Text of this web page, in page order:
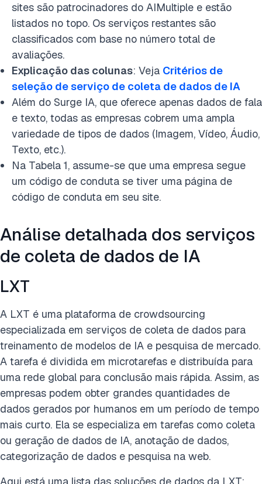
sites são patrocinadores do AIMultiple e estão
listados no topo. Os serviços restantes são
classificados com base no número total de
avaliações.
Explicação das colunas: Veja Critérios de
seleção de serviço de coleta de dados de IA
Além do Surge IA, que oferece apenas dados de fala
e texto, todas as empresas cobrem uma ampla
variedade de tipos de dados (Imagem, Vídeo, Áudio,
Texto, etc.).
Na Tabela 1, assume-se que uma empresa segue
um código de conduta se tiver uma página de
código de conduta em seu site.
Análise detalhada dos serviços
de coleta de dados de IA
LXT
A LXT é uma plataforma de crowdsourcing
especializada em serviços de coleta de dados para
treinamento de modelos de IA e pesquisa de mercado.
A tarefa é dividida em microtarefas e distribuída para
uma rede global para conclusão mais rápida. Assim, as
empresas podem obter grandes quantidades de
dados gerados por humanos em um período de tempo
mais curto. Ela se especializa em tarefas como coleta
ou geração de dados de IA, anotação de dados,
categorização de dados e pesquisa na web.